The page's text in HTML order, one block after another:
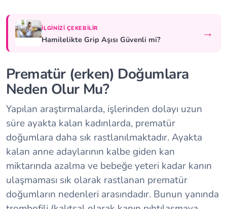
İLGINIZI ÇEKEBILIR
Hamilelikte Grip Aşısı Güvenli mi? →
Prematür (erken) Doğumlara
Neden Olur Mu?
Yapılan araştırmalarda, işlerinden dolayı uzun
süre ayakta kalan kadınlarda, prematür
doğumlara daha sık rastlanılmaktadır. Ayakta
kalan anne adaylarının kalbe giden kan
miktarında azalma ve bebeğe yeteri kadar kanın
ulaşmaması sık olarak rastlanan prematür
doğumların nedenleri arasındadır. Bunun yanında